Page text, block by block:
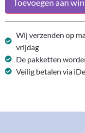
Toevoegen aan
Wij verzenden op
vrijdag
De pakketten
Veilig betalen via